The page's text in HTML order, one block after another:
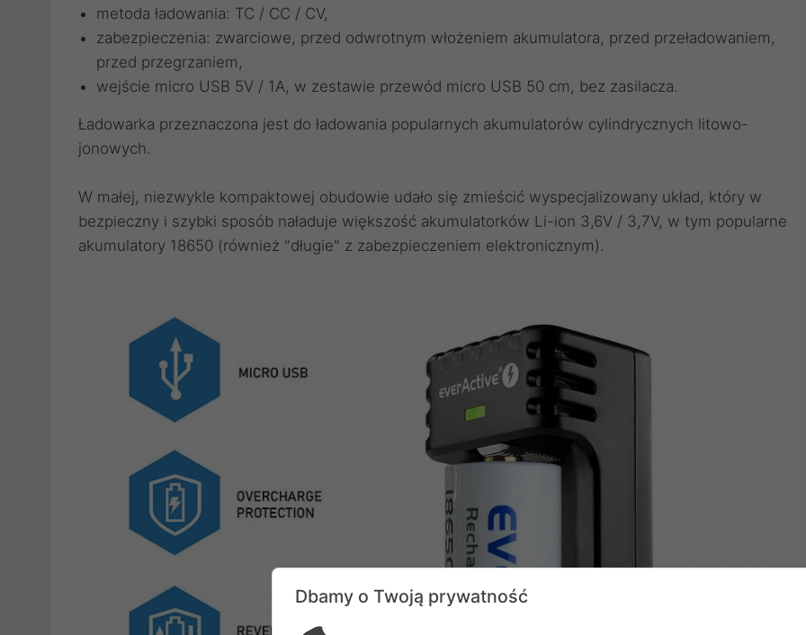
metoda ładowania: TC / CC / CV,
zabezpieczenia: zwarciowe, przed odwrotnym włożeniem akumulatora, przed przeładowaniem,
przed przegrzaniem,
wejście micro USB 5V / 1A, w zestawie przewód micro USB 50 cm, bez zasilacza.
Ładowarka przeznaczona jest do ładowania popularnych akumulatorów cylindrycznych litowo-
jonowych.
W małej, niezwykle kompaktowej obudowie udało się zmieścić wyspecjalizowany układ, który w
bezpieczny i szybki sposób naładuje większość akumulatorków Li-ion 3,6V / 3,7V, w tym popularne
akumulatory 18650 (również "długie" z zabezpieczeniem elektronicznym).
Dbamy o Twoją prywatność